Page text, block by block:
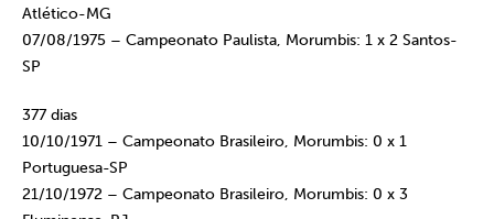
Atlético-MG
07/08/1975 – Campeonato Paulista, Morumbis: 1 x 2 Santos-
SP
377 dias
10/10/1971 – Campeonato Brasileiro, Morumbis: 0 x 1
Portuguesa-SP
21/10/1972 – Campeonato Brasileiro, Morumbis: 0 x 3